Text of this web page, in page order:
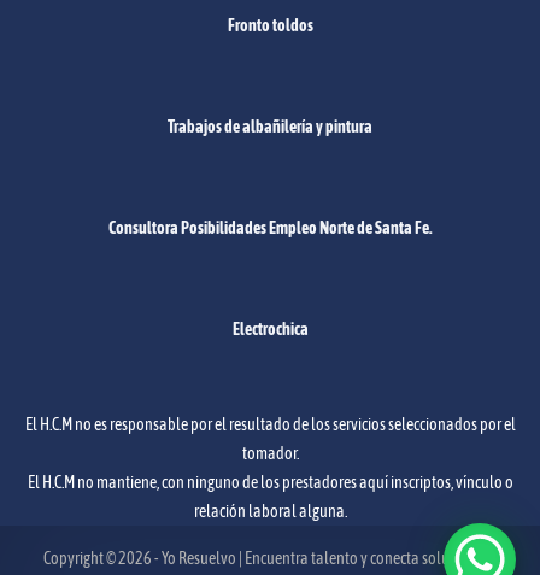
Fronto toldos
Trabajos de albañilería y pintura
Consultora Posibilidades Empleo Norte de Santa Fe.
Electrochica
El H.C.M no es responsable por el resultado de los servicios seleccionados por el
tomador.
El H.C.M no mantiene, con ninguno de los prestadores aquí inscriptos, vínculo o
relación laboral alguna.
Copyright © 2026 - Yo Resuelvo | Encuentra talento y conecta soluciones -